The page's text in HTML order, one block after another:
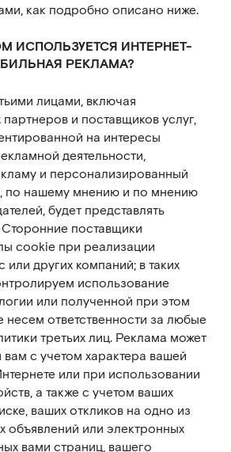
как подробно описано ниже.
ИСПОЛЬЗУЕТСЯ ИНТЕРНЕТ-
РЕКЛАМА?
лицами, включая
партнеров и поставщиков услуг,
на интересы
деятельности,
и персонализированный
по нашему мнению и по мнению
будет представлять
Сторонние поставщики
cookie при реализации
или других компаний; в таких
использование
или полученной при этом
ответственности за любые
третьих лиц. Реклама может
вам с учетом характера вашей
или при использовании
а также с учетом ваших
ваших откликов на одно из
объявлений или электронных
вами страниц, вашего